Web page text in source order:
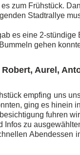
zum Frühstück.
Stadtrallye
es eine 2-
gehen
Robert, Aurel,
empfing uns
ging es hinein
fuhren
Infos zu
Abendessen